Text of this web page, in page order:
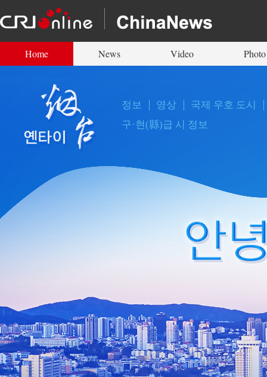
Home News Video Photo
정보 영상
국제 우호 도시
구·현(縣)급 시 정보